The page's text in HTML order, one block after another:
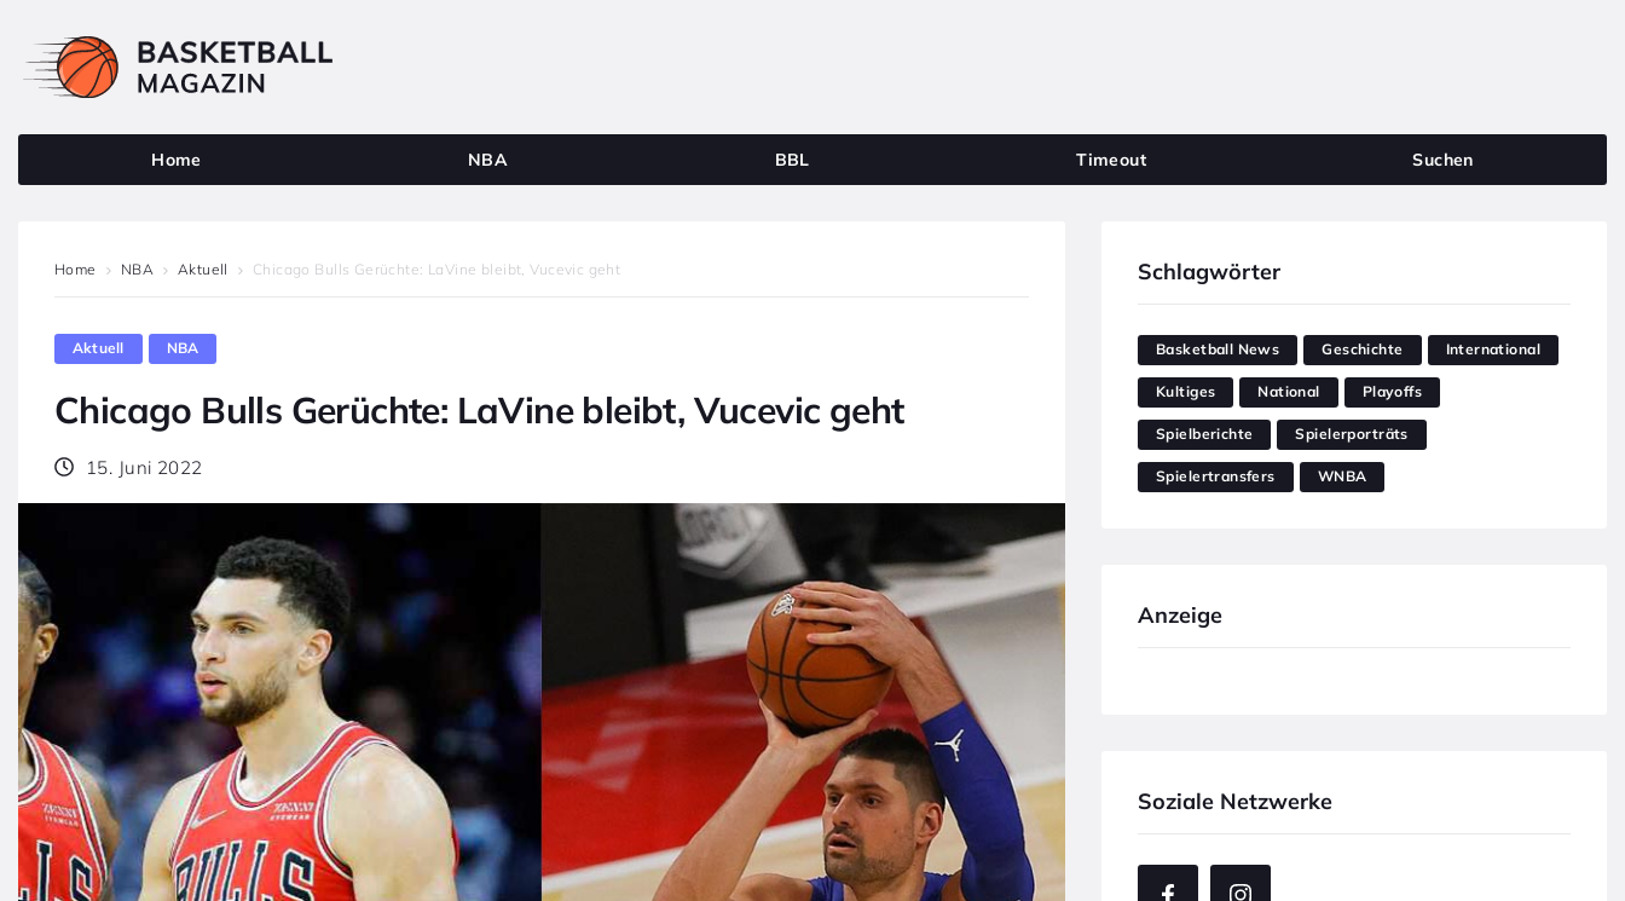
Home NBA BBL Timeout Suchen
Home NBA Aktuell Chicago Bulls Gerüchte: LaVine bleibt, Vucevic geht
Aktuell NBA
Chicago Bulls Gerüchte: LaVine bleibt, Vucevic geht
15. Juni 2022
Schlagwörter
Basketball News Geschichte International
Kultiges National Playoffs
Spielberichte Spielerporträts
Spielertransfers WNBA
Anzeige
Soziale Netzwerke